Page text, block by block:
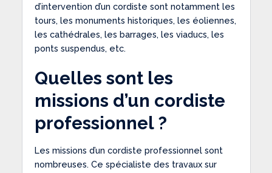
d’intervention d’un cordiste sont notamment les
tours, les monuments historiques, les éoliennes,
les cathédrales, les barrages, les viaducs, les
ponts suspendus, etc.
Quelles sont les
missions d’un cordiste
professionnel ?
Les missions d’un cordiste professionnel sont
nombreuses. Ce spécialiste des travaux sur